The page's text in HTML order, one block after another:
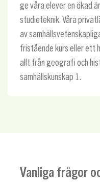
ge våra elever en ökad
studieteknik. Våra
av
fristående kurs eller ett
allt från geografi och
samhällskunskap 1.
Vanliga frågor